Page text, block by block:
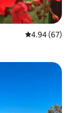
Calificación
4.94 (67)